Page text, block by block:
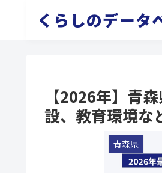
くらしのデータ
【2026年】青
設、教育環境な
青森県